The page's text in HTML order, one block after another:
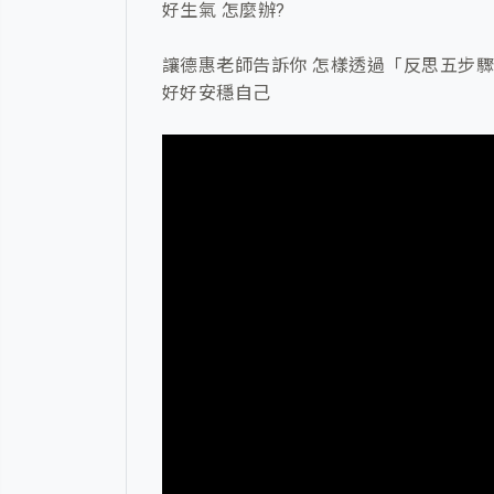
好生氣 怎麼辦?
讓德惠老師告訴你 怎樣透過「反思五步
好好安穩自己